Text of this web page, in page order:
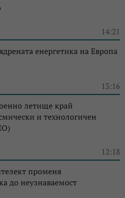
14:21
енергетика на Европа
13:16
летище край
и технологичен
12:18
променя
до неузнаваемост